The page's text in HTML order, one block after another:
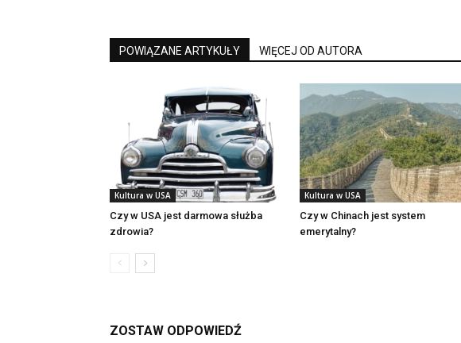
POWIĄZANE ARTYKUŁY WIĘCEJ OD AUTORA
Kultura w USA
Czy w USA jest darmowa służba
zdrowia?
Kultura w USA
Czy w Chinach jest system
emerytalny?
ZOSTAW ODPOWIEDŹ